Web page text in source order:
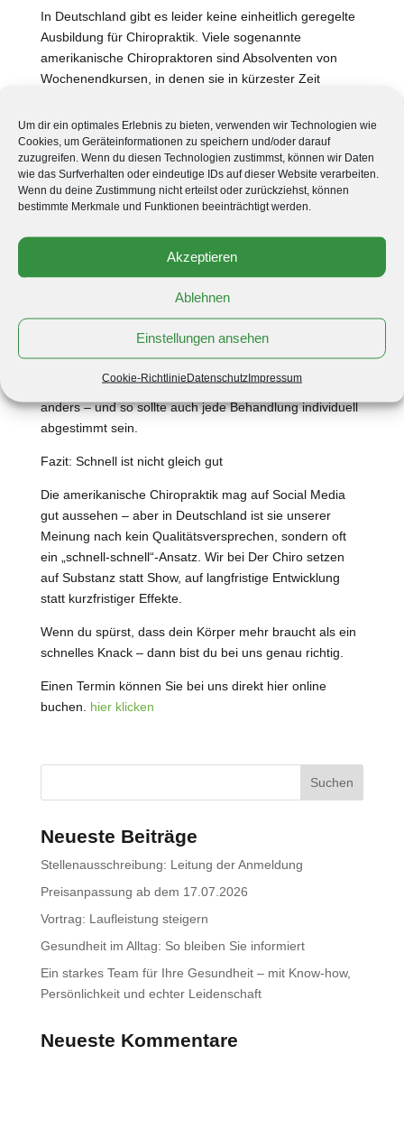
Um dir ein optimales Erlebnis zu bieten, verwenden wir Technologien wie
Cookies, um Geräteinformationen zu speichern und/oder darauf
zuzugreifen. Wenn du diesen Technologien zustimmst, können wir Daten
wie das Surfverhalten oder eindeutige IDs auf dieser Website verarbeiten.
Wenn du deine Zustimmung nicht erteilst oder zurückziehst, können
bestimmte Merkmale und Funktionen beeinträchtigt werden.
Akzeptieren
Ablehnen
Einstellungen ansehen
Cookie-RichtlinieDatenschutzImpressum
In Deutschland gibt es leider keine einheitlich geregelte
Ausbildung für Chiropraktik. Viele sogenannte
amerikanische Chiropraktoren sind Absolventen von
Wochenendkursen, in denen sie in kürzester Zeit
Anatomie, Biomechanik und Diagnostik erfordern.
Wir gehen einen anderen Weg: Unsere Ausbildung ist
tiefgehend, evidenzbasiert und praxisorientiert – mit
dem Ziel, nicht nur Symptome zu behandeln, sondern
3. Keine Standardbehandlung – sondern individuelle
In der amerikanischen Chiropraktik geht es oft um
schnelle Abläufe: Patient kommt rein, bekommt die
Justierung, geht wieder raus. Bei uns sieht das anders
Aufklärung, für Ursachenforschung. Jeder Mensch ist
anders – und so sollte auch jede Behandlung individuell
abgestimmt sein.
Fazit: Schnell ist nicht gleich gut
Die amerikanische Chiropraktik mag auf Social Media
gut aussehen – aber in Deutschland ist sie unserer
Meinung nach kein Qualitätsversprechen, sondern oft
ein „schnell-schnell“-Ansatz. Wir bei Der Chiro setzen
auf Substanz statt Show, auf langfristige Entwicklung
statt kurzfristiger Effekte.
Wenn du spürst, dass dein Körper mehr braucht als ein
schnelles Knack – dann bist du bei uns genau richtig.
Einen Termin können Sie bei uns direkt hier online
buchen. hier klicken
Neueste Beiträge
Stellenausschreibung: Leitung der Anmeldung
Preisanpassung ab dem 17.07.2026
Vortrag: Laufleistung steigern
Gesundheit im Alltag: So bleiben Sie informiert
Ein starkes Team für Ihre Gesundheit – mit Know-how,
Persönlichkeit und echter Leidenschaft
Neueste Kommentare